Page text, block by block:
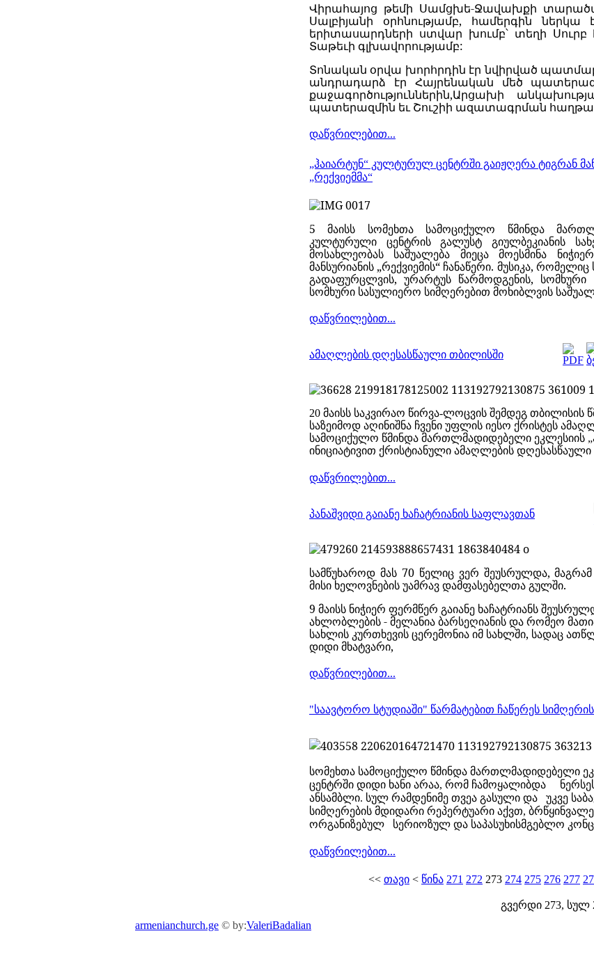
Վիրահայոց թեմի Սամցխե-Ջավախքի
Սալբիյանի
օրհնությամբ, համերգին ներկա
երիտասարդների ստվար խումբ՝ տեղի Սուրբ
Տաթեւի գլխավորությամբ:
Տոնական օրվա խորհրդին էր նվիրված
անդրադարձ
էր Հայրենական մեծ
քաջագործություններին,Արցախի
պատերազմին եւ Շուշիի ազատագրման
დაწვრილებით...
„ჰაიარტუნ“ კულტურულ ცენტრში გაიჟღერა ტიგრან
„რექვიემმა“
5 მაისს სომეხთა სამოციქულო წმინდა
კულტურული ცენტრის გალუსტ გიულბეკიანის
მოსახლეობას საშუალება მიეცა მოესმინა
მანსურიანის „რექვიემის“ ჩანაწერი. მუსიკა,
გადაფურცლვის, ურარტუს წარმოდგენის, სომხური
სომხური სასულიერო სიმღერებით მოხიბლვის
დაწვრილებით...
ამაღლების დღესასწაული თბილისში
20 მაისს საკვირაო წირვა-ლოცვის შემდეგ თბილისის
საზეიმოდ აღინიშნა ჩვენი უფლის იესო ქრისტეს
სამოციქულო წმინდა მართლმადიდებელი ეკლესიის
ინიციატივით ქრისტიანული ამაღლების
დაწვრილებით...
პანაშვიდი გაიანე ხაჩატრიანის საფლავთან
სამწუხაროდ მას 70 წელიც ვერ შეუსრულდა,
მისი ხელოვნების უამრავ დამფასებელთა გულში.
9 მაისს ნიჭიერ ფერმწერ გაიანე ხაჩატრიანს
ახლობლების - მელანია ბარსეღიანის და რომეო
სახლის კურთხევის ცერემონია იმ სახლში, სადაც
დიდი მხატვარი,
დაწვრილებით...
"საავტორო სტუდიაში" წარმატებით ჩაწერეს
სომეხთა სამოციქულო წმინდა მართლმადიდებელი
ცენტრში დიდი ხანი არაა, რომ ჩამოყალიბდა
ანსამბლი. სულ რამდენიმე თვეა გასული და უკვე
სიმღერების მდიდარი რეპერტუარი აქვთ,
ორგანიზებულ სერიოზულ და საპასუხისმგებლო
დაწვრილებით...
<< თავი < წინა 271 272 273 274 275 276 277
გვერდი 273, სულ
armenianchurch.ge © by:ValeriBadalian